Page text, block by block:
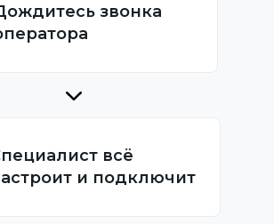
звонка
всё
и подключит